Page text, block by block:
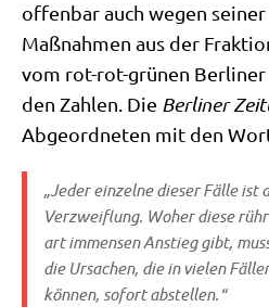
offen­bar auch wegen
Maß­nah­men aus der
vom rot-rot-grü­nen Ber­li­ner
den Zah­len. Die Ber­li­ner
Abge­ord­ne­ten mit den
„Jeder ein­zel­ne die­ser Fäl­le ist
Ver­zweif­lung. Woher die­se
art immensen Anstieg gibt,
die Ursa­chen, die in vie­len
kön­nen, sofort abstellen.“